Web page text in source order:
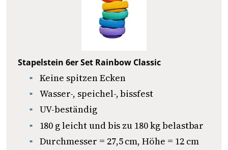
Stapelstein 6er Set Rainbow Classic
Keine spitzen Ecken
Wasser-, speichel-, bissfest
UV-beständig
180 g leicht und bis zu 180 kg belastbar
Durchmesser = 27,5 cm, Höhe = 12 cm